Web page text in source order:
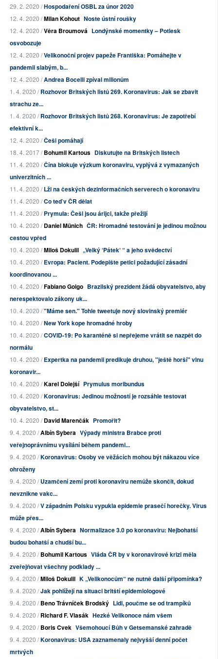
29. 2. 2020 /Hospodaření OSBL za únor 2020
12. 4. 2020 /Milan Kohout Noste ústní roušky
12. 4. 2020 /Věra Broumová Londýnské momentky – Potlesk
osvobozuje
12. 4. 2020 /Velikonoční projev papeže Františka: Pomáhejte v
pandemii slabým, b...
12. 4. 2020 /Andrea Bocelli zpíval milionům
1. 4. 2020 /Rozhovor Britských listů 269. Koronavirus: Jak se zbavit
strachu ze...
1. 4. 2020 /Rozhovor Britských listů 268. Koronavirus: Je zapotřebí
efektivní k...
12. 4. 2020 /Češi pomáhají
18. 4. 2017 /Bohumil Kartous Diskutujte na Britských listech
11. 4. 2020 /Čína blokuje výzkum koronaviru, vyplývá z vymazaných
univerzitních ...
11. 4. 2020 /Lži na českých dezinformačních serverech o koronaviru
11. 4. 2020 /Co teď v ČR dělat
11. 4. 2020 /Prymula: Češi jsou árijci, takže přežijí
10. 4. 2020 /Daniel Münich ČR: Hromadné testování je jedinou možnou
cestou vpřed
10. 4. 2020 /Miloš Dokulil „Velký ‘Pátek‘ “ a jeho svědectví
10. 4. 2020 /Evropa: Pacient. Podepište petici požadující zásadní
koordinovanou ...
10. 4. 2020 /Fabiano Golgo Brazilský prezident žádá obyvatelstvo, aby
nerespektovalo zákony uk...
10. 4. 2020 /"Máme sen." Tohle tweetuje nový slovinský premiér
10. 4. 2020 /New York kope hromadné hroby
10. 4. 2020 /COVID-19: Po karanténě si nepřejeme vrátit se nazpět do
normálu
10. 4. 2020 /Expertka na pandemii predikuje druhou, "ještě horší" vlnu
koronavir...
10. 4. 2020 /Karel Dolejší Prymulus moribundus
10. 4. 2020 /Koronavirus: Jedinou možností je rozsáhle testovat
obyvatelstvo, st...
10. 4. 2020 /David Marenčák Promořit?
9. 4. 2020 /Albín Sybera Výpady ministra Brabce proti
veřejnoprávnímu vysílání během pandemi...
9. 4. 2020 /Koronavirus: Osoby ve věžácích mohou být nákazou více
ohroženy
9. 4. 2020 /Uzamčení zemí proti koronaviru nemůže skončit, dokud
nevznikne vakc...
9. 4. 2020 /V západním Polsku vypukla epidemie prasečí horečky. Virus
může přes...
9. 4. 2020 /Albín Sybera Normalizace 3.0 po koronaviru: Nejbohatší
budou bohatší a chudší bu...
9. 4. 2020 /Bohumil Kartous Vláda ČR by v koronavirové krizi měla
zveřejňovat všechny podklady ...
9. 4. 2020 /Miloš Dokulil K „Velikonocům“ ne nutně další připomínka?
9. 4. 2020 /Jak pohlížejí na situaci britští epidemiologové
9. 4. 2020 /Beno Trávníček Brodský Lidi, poučme se od trampíků
9. 4. 2020 /Richard F. Vlasák Hezké Velikonoce nám všem
9. 4. 2020 /Boris Cvek Všemohoucí Bůh v Getsemanské zahradě
9. 4. 2020 /Koronavirus: USA zaznamenaly nejvyšší denní počet
mrtvých